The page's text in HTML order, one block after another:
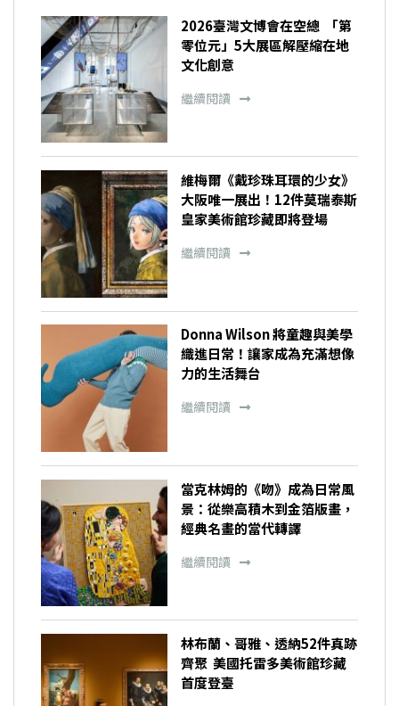
2026臺灣文博會在空總 「第
零位元」5大展區解壓縮在地
文化創意
繼續閱讀
維梅爾《戴珍珠耳環的少女》
大阪唯一展出！12件莫瑞泰斯
皇家美術館珍藏即將登場
繼續閱讀
Donna Wilson 將童趣與美學
織進日常！讓家成為充滿想像
力的生活舞台
繼續閱讀
當克林姆的《吻》成為日常風
景：從樂高積木到金箔版畫，
經典名畫的當代轉譯
繼續閱讀
林布蘭、哥雅、透納52件真跡
齊聚 美國托雷多美術館珍藏
首度登臺